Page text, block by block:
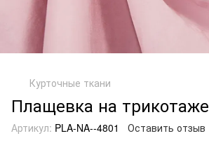
Курточные ткани
Плащевка на трикотаже
Артикул: PLA-NA--4801 Оставить отзыв